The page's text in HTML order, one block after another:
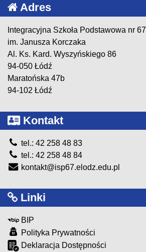
Adres
Integracyjna Szkoła Podstawowa nr 67
im. Janusza Korczaka
Al. Ks. Kard. Wyszyńskiego 86
94-050 Łódź
Maratońska 47b
94-102 Łódź
Kontakt
tel.: 42 258 48 83
tel.: 42 258 48 84
kontakt@isp67.elodz.edu.pl
Linki
BIP
Polityka Prywatności
Deklaracja Dostępności